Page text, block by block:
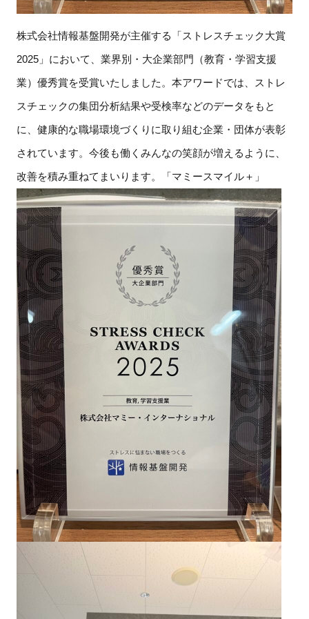
株式会社情報基盤開発が主催する「ストレスチェック大賞
2025」において、業界別・大企業部門（教育・学習支援
業）優秀賞を受賞いたしました。本アワードでは、ストレ
スチェックの集団分析結果や受検率などのデータをもと
に、健康的な職場環境づくりに取り組む企業・団体が表彰
されています。今後も働くみんなの笑顔が増えるように、
改善を積み重ねてまいります。「マミースマイル＋」